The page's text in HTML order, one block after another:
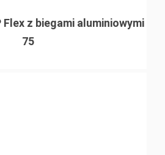
Flex z biegami aluminiowymi
75